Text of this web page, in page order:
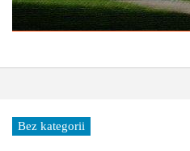
Bez kategorii